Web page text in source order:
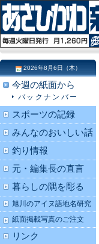
2026年8月6日（木）
今週の紙面から
バックナンバー
スポーツの記録
みんなのおいしい話
釣り情報
元・編集長の直言
暮らしの隅を彫る
旭川のアイヌ語地名研究
紙面掲載写真のご注文
リンク